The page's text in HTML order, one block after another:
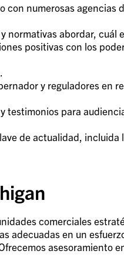
numerosas agencias
normativas abordar, cuál
positivas con los
y reguladores en
testimonios para
de actualidad, incluida
comerciales
adecuadas en un
asesoramiento